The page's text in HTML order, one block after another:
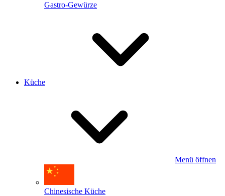
Gastro-Gewürze
Küche
Menü öffnen
Chinesische Küche